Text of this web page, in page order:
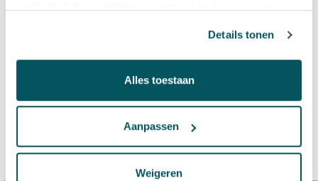
Details tonen
Alles toestaan
Aanpassen
Weigeren
Persoonlijk advies
Advies nodig welk product bij jou past? Wij geven gratis
productadvies!
BEKIJK ONZE PRODUCTEN